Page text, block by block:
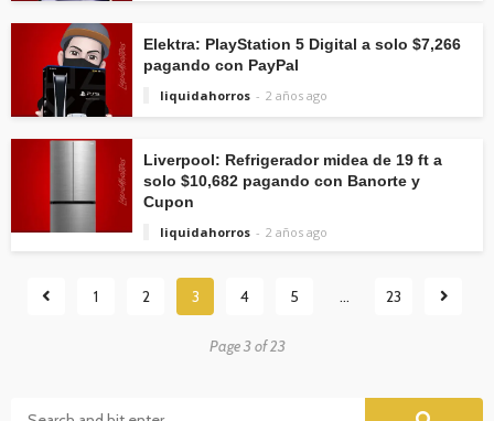
Elektra: PlayStation 5 Digital a solo $7,266
pagando con PayPal
liquidahorros
2 años ago
Liverpool: Refrigerador midea de 19 ft a
solo $10,682 pagando con Banorte y
Cupon
liquidahorros
2 años ago
1 2 3 4 5 … 23
Page 3 of 23